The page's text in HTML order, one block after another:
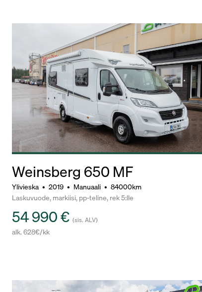
Weinsberg 650 MF
Ylivieska • 2019 • Manuaali • 84000km
Laskuvuode, markiisi, pp-teline, rek 5:lle
54 990 € (sis. ALV)
alk. 628€/kk